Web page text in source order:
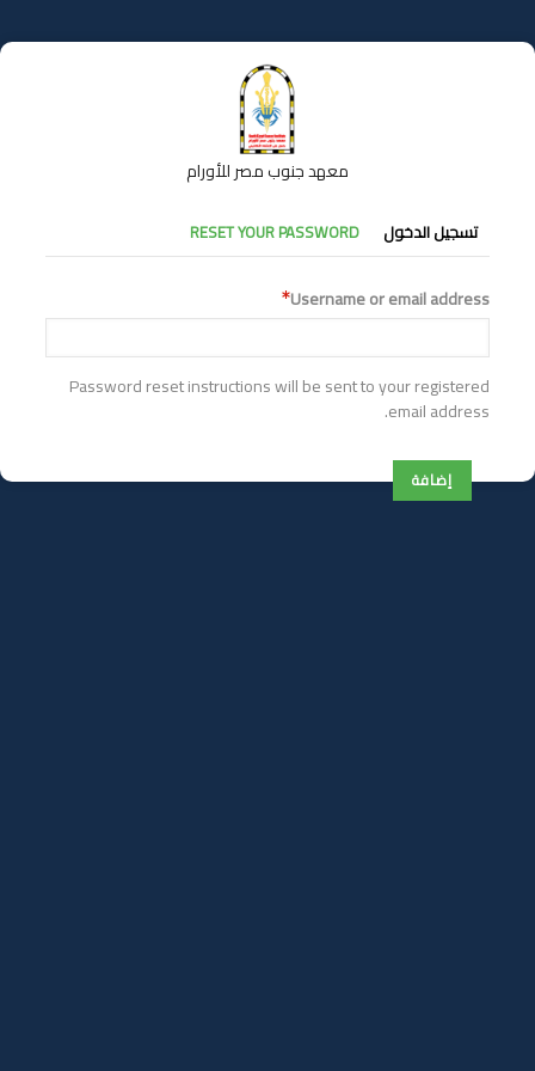
إلى
المحتوى
معهد جنوب مصر للأورام
التبويبات
الأساسية
تسجيل الدخول RESET YOUR PASSWORD
Username or email address
Password reset instructions will be sent to your registered
email address.